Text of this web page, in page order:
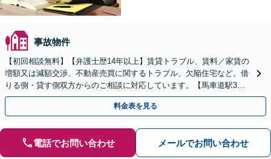
事故物件
【初回相談無料】【弁護士歴14年以上】賃貸トラブル、賃料／家賃の
増額又は減額交渉、不動産売買に関するトラブル、欠陥住宅など。借
りる側・貸す側双方からのご相談に対応しています。【馬車道駅3
分】【オンライン面談OK】
料金表を見る
電話でお問い合わせ メールでお問い合わせ